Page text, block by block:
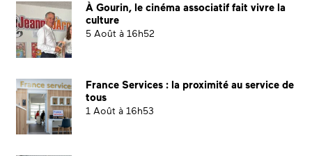
À Gourin, le cinéma associatif fait vivre la
culture
5 Août à 16h52
France Services : la proximité au service de
tous
1 Août à 16h53